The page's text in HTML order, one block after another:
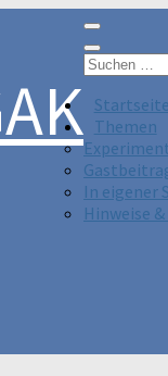
Suchen
Startseite
Themen
In eigener
Hinweise